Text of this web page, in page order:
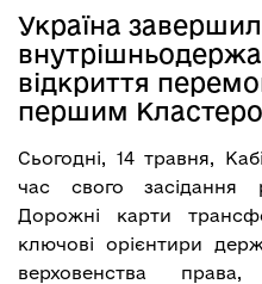
Україна
відкриття
першим
Сьогодні, 14 травня,
час свого засідання
Дорожні карти
ключові орієнтири
верховенства